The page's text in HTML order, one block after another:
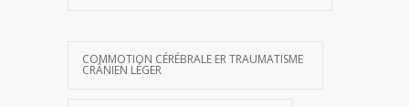
COMMOTION CÉRÉBRALE ER TRAUMATISME
CRÂNIEN LÉGER